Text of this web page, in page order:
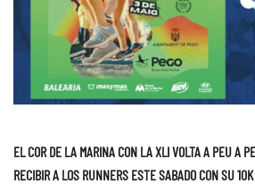
EL COR DE LA MARINA CON LA XLI VOLTA A PEU A
RECIBIR A LOS RUNNERS ESTE SABADO CON SU 10K